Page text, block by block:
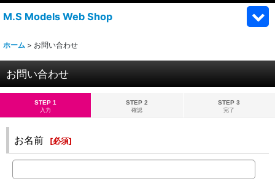
M.S Models Web Shop
ホーム > お問い合わせ
お問い合わせ
STEP 1
入力
STEP 2
確認
STEP 3
完了
お名前 [必須]